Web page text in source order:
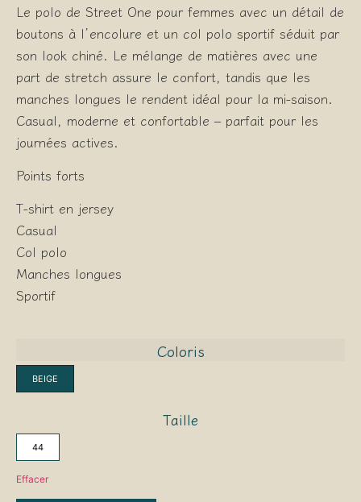
Le polo de Street One pour femmes avec un détail de
boutons à l’encolure et un col polo sportif séduit par
son look chiné. Le mélange de matières avec une
part de stretch assure le confort, tandis que les
manches longues le rendent idéal pour la mi-saison.
Casual, moderne et confortable – parfait pour les
journées actives.
Points forts
T-shirt en jersey
Casual
Col polo
Manches longues
Sportif
Coloris
BEIGE
Taille
44
Effacer